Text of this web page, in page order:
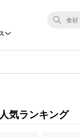
人気ランキング